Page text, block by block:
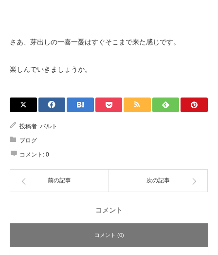
さあ、芽出しの一喜一憂はすぐそこまで来た感じです。
楽しんでいきましょうか。
投稿者: バルト
ブログ
コメント: 0
前の記事 次の記事
コメント
コメント (0)